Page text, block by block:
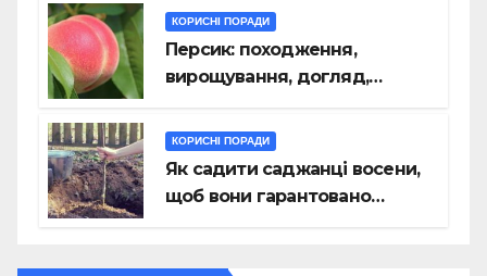
КОРИСНІ ПОРАДИ
Персик: походження,
вирощування, догляд,
КОРИСНІ ПОРАДИ
Як садити саджанці восени,
щоб вони гарантовано